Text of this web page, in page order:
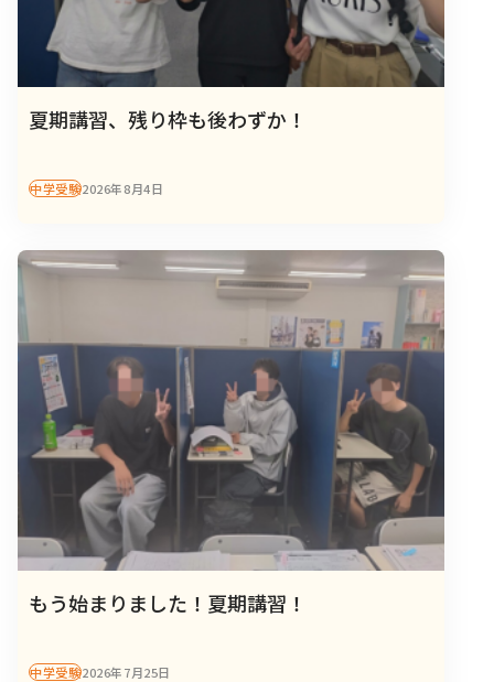
夏期講習、残り枠も後わずか！
中学受験2026年8月4日
もう始まりました！夏期講習！
中学受験2026年7月25日